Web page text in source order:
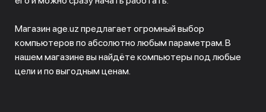
Магазин age.uz предлагает огромный выбор
компьютеров по абсолютно любым параметрам. В
нашем магазине вы найдёте компьютеры под любые
цели и по выгодным ценам.